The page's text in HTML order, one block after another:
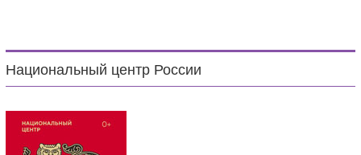
Национальный центр России